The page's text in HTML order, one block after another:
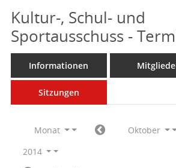
Kultur-, Schul- und
Sportausschuss -
Informationen
Sitzungen
Monat
Oktober
2014